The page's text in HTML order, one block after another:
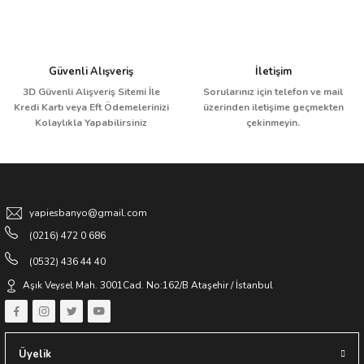
Güvenli Alışveriş
3D Güvenli Alışveriş Sitemi İle
Kredi Kartı veya Eft Ödemelerinizi
Kolaylıkla Yapabilirsiniz
İletişim
Sorularınız için telefon ve mail
üzerinden iletişime geçmekten
çekinmeyin.
yapiesbanyo@gmail.com
(0216) 472 0 686
(0532) 436 44 40
Aşık Veysel Mah. 3001Cad. No:162/B Ataşehir / İstanbul
Üyelik